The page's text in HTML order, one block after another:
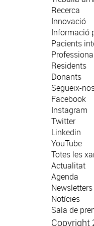
Recerca
Innovació
Informació
Pacients
Residents
Donants
Segueix-
Facebook
Instagram
Twitter
Linkedin
YouTube
Totes les
Actualitat
Agenda
Newsletters
Notícies
Sala de
Copyright